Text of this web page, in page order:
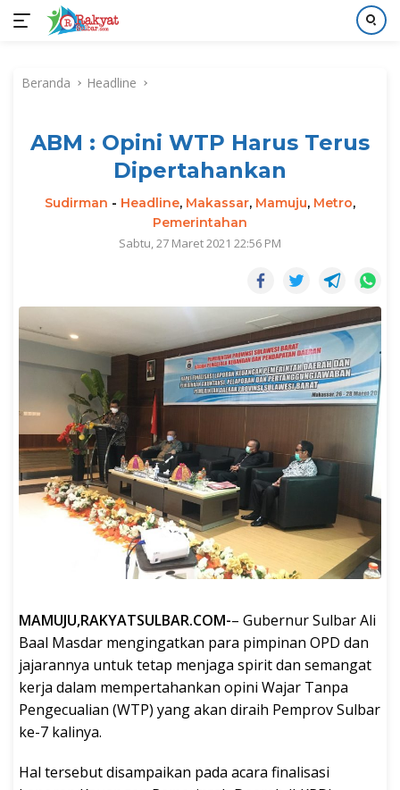
kontenBeranda Headline
ABM : Opini WTP Harus Terus
Dipertahankan
Sudirman - Headline, Makassar, Mamuju, Metro,
Pemerintahan
Sabtu, 27 Maret 2021 22:56 PM
MAMUJU,RAKYATSULBAR.COM-– Gubernur Sulbar Ali
Baal Masdar mengingatkan para pimpinan OPD dan
jajarannya untuk tetap menjaga spirit dan semangat
kerja dalam mempertahankan opini Wajar Tanpa
Pengecualian (WTP) yang akan diraih Pemprov Sulbar
ke-7 kalinya.
Hal tersebut disampaikan pada acara finalisasi